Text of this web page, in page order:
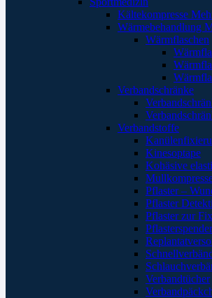
Kältekompresse
Wärmebehandlung
Wärmflaschen
Verbandschränke
Verbandstoffe
Kinesoptape
Kohäsive
Pflaster –
Pflaster
Pflaster zur
Pflasterspender
Verbandtücher